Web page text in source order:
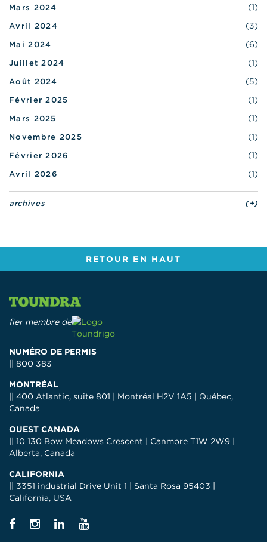
Mars 2024 (1)
Avril 2024 (3)
Mai 2024 (6)
Juillet 2024 (1)
Août 2024 (5)
Février 2025 (1)
Mars 2025 (1)
Novembre 2025 (1)
Février 2026 (1)
Avril 2026 (1)
archives (+)
RETOUR EN HAUT
NUMÉRO DE PERMIS
|| 800 383
MONTRÉAL
|| 400 Atlantic, suite 801 | Montréal H2V 1A5 | Québec,
Canada
OUEST CANADA
|| 10 130 Bow Meadows Crescent | Canmore T1W 2W9 |
Alberta, Canada
CALIFORNIA
|| 3351 industrial Drive Unit 1 | Santa Rosa 95403 |
California, USA
fier membre de